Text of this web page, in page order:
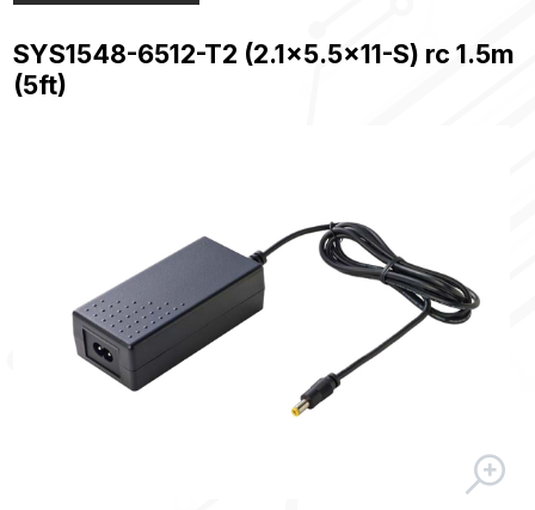
SYS1548-6512-T2 (2.1x5.5x11-S) rc 1.5m
(5ft)